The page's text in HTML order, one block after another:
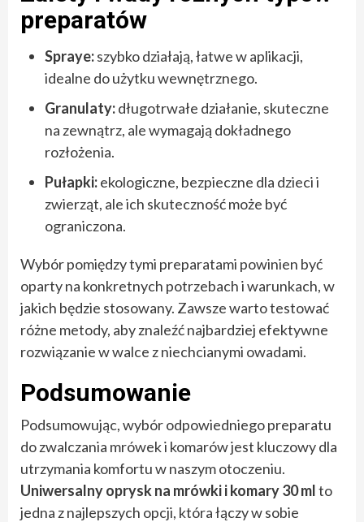
preparatów
Spraye:szybko działają, łatwe w aplikacji,
idealne do użytku wewnętrznego.
Granulaty:długotrwałe działanie, skuteczne
na zewnątrz, ale wymagają dokładnego
rozłożenia.
Pułapki:ekologiczne, bezpieczne dla dzieci i
zwierząt, ale ich skuteczność może być
ograniczona.
Wybór pomiędzy tymi preparatami powinien być
oparty na konkretnych potrzebach i warunkach, w
jakich będzie stosowany. Zawsze warto testować
różne metody, aby znaleźć najbardziej efektywne
rozwiązanie w walce z niechcianymi owadami.
Podsumowanie
Podsumowując, wybór odpowiedniego preparatu
do zwalczania mrówek i komarów jest kluczowy dla
utrzymania komfortu w naszym otoczeniu.
Uniwersalny oprysk na mrówki i komary 30 mlto
jedna z najlepszych opcji, która łączy w sobie